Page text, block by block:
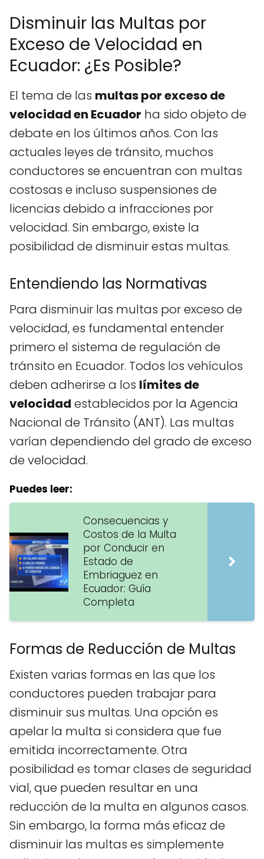
Disminuir las Multas por
Exceso de Velocidad en
Ecuador: ¿Es Posible?
El tema de las multas por exceso de
velocidad en Ecuador ha sido objeto de
debate en los últimos años. Con las
actuales leyes de tránsito, muchos
conductores se encuentran con multas
costosas e incluso suspensiones de
licencias debido a infracciones por
velocidad. Sin embargo, existe la
posibilidad de disminuir estas multas.
Entendiendo las Normativas
Para disminuir las multas por exceso de
velocidad, es fundamental entender
primero el sistema de regulación de
tránsito en Ecuador. Todos los vehículos
deben adherirse a los límites de
velocidad establecidos por la Agencia
Nacional de Tránsito (ANT). Las multas
varían dependiendo del grado de exceso
de velocidad.
Puedes leer:
Consecuencias y
Costos de la Multa
por Conducir en
Estado de
Embriaguez en
Ecuador: Guía
Completa
Formas de Reducción de Multas
Existen varias formas en las que los
conductores pueden trabajar para
disminuir sus multas. Una opción es
apelar la multa si considera que fue
emitida incorrectamente. Otra
posibilidad es tomar clases de seguridad
vial, que pueden resultar en una
reducción de la multa en algunos casos.
Sin embargo, la forma más eficaz de
disminuir las multas es simplemente